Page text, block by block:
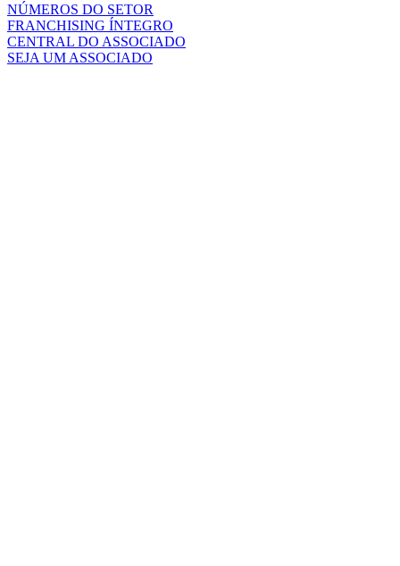
NÚMEROS DO SETOR
FRANCHISING ÍNTEGRO
CENTRAL DO ASSOCIADO
SEJA UM ASSOCIADO